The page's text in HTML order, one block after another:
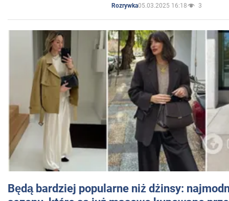
Rozrywka05.03.2025 16:18 3
Będą bardziej popularne niż dżinsy: